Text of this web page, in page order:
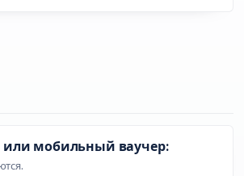
мобильный ваучер: